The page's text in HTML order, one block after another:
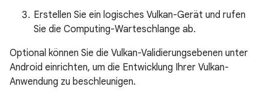
Erstellen Sie ein logisches Vulkan-Gerät und rufen
Sie die Computing-Warteschlange ab.
Optional können Sie die Vulkan-Validierungsebenen unter
Android einrichten, um die Entwicklung Ihrer Vulkan-
Anwendung zu beschleunigen.